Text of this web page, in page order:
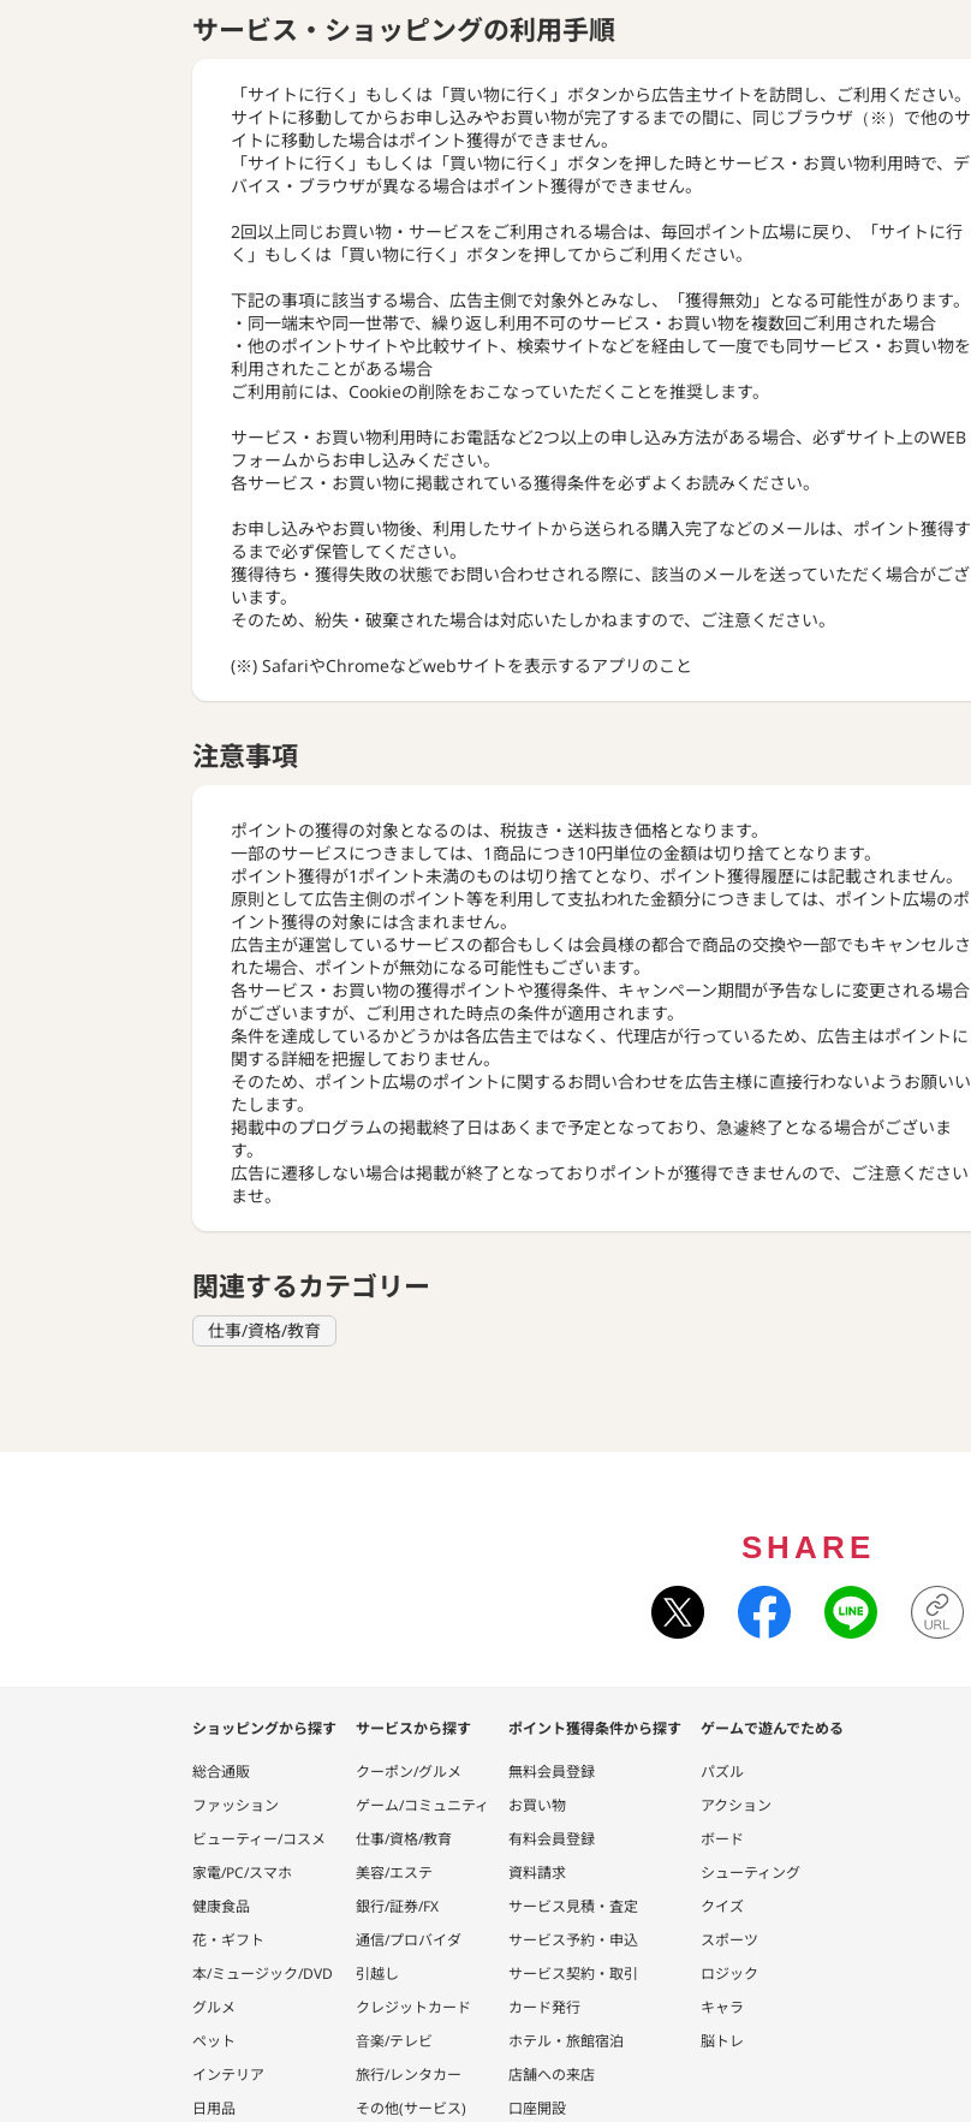
サービス・ショッピングの利用手順
「サイトに行く」もしくは「買い物に行く」ボタンから広告主サイトを訪問し、ご利用ください。
サイトに移動してからお申し込みやお買い物が完了するまでの間に、同じブラウザ（※）で他のサ
イトに移動した場合はポイント獲得ができません。
「サイトに行く」もしくは「買い物に行く」ボタンを押した時とサービス・お買い物利用時で、デ
バイス・ブラウザが異なる場合はポイント獲得ができません。
2回以上同じお買い物・サービスをご利用される場合は、毎回ポイント広場に戻り、「サイトに行
く」もしくは「買い物に行く」ボタンを押してからご利用ください。
下記の事項に該当する場合、広告主側で対象外とみなし、「獲得無効」となる可能性があります。
・同一端末や同一世帯で、繰り返し利用不可のサービス・お買い物を複数回ご利用された場合
・他のポイントサイトや比較サイト、検索サイトなどを経由して一度でも同サービス・お買い物を
利用されたことがある場合
ご利用前には、Cookieの削除をおこなっていただくことを推奨します。
サービス・お買い物利用時にお電話など2つ以上の申し込み方法がある場合、必ずサイト上のWEB
フォームからお申し込みください。
各サービス・お買い物に掲載されている獲得条件を必ずよくお読みください。
お申し込みやお買い物後、利用したサイトから送られる購入完了などのメールは、ポイント獲得す
るまで必ず保管してください。
獲得待ち・獲得失敗の状態でお問い合わせされる際に、該当のメールを送っていただく場合がござ
います。
そのため、紛失・破棄された場合は対応いたしかねますので、ご注意ください。
(※) SafariやChromeなどwebサイトを表示するアプリのこと
注意事項
ポイントの獲得の対象となるのは、税抜き・送料抜き価格となります。
一部のサービスにつきましては、1商品につき10円単位の金額は切り捨てとなります。
ポイント獲得が1ポイント未満のものは切り捨てとなり、ポイント獲得履歴には記載されません。
原則として広告主側のポイント等を利用して支払われた金額分につきましては、ポイント広場のポ
イント獲得の対象には含まれません。
広告主が運営しているサービスの都合もしくは会員様の都合で商品の交換や一部でもキャンセルさ
れた場合、ポイントが無効になる可能性もございます。
各サービス・お買い物の獲得ポイントや獲得条件、キャンペーン期間が予告なしに変更される場合
がございますが、ご利用された時点の条件が適用されます。
条件を達成しているかどうかは各広告主ではなく、代理店が行っているため、広告主はポイントに
関する詳細を把握しておりません。
そのため、ポイント広場のポイントに関するお問い合わせを広告主様に直接行わないようお願いい
たします。
掲載中のプログラムの掲載終了日はあくまで予定となっており、急遽終了となる場合がございま
す。
広告に遷移しない場合は掲載が終了となっておりポイントが獲得できませんので、ご注意ください
ませ。
関連するカテゴリー
仕事/資格/教育
SHARE
ショッピングから探す
総合通販
ファッション
ビューティー/コスメ
家電/PC/スマホ
健康食品
花・ギフト
本/ミュージック/DVD
グルメ
ペット
インテリア
日用品
サービスから探す
クーポン/グルメ
ゲーム/コミュニティ
仕事/資格/教育
美容/エステ
銀行/証券/FX
通信/プロバイダ
引越し
クレジットカード
音楽/テレビ
旅行/レンタカー
その他(サービス)
ポイント獲得条件から探す
無料会員登録
お買い物
有料会員登録
資料請求
サービス見積・査定
サービス予約・申込
サービス契約・取引
カード発行
ホテル・旅館宿泊
店舗への来店
口座開設
ゲームで遊んでためる
パズル
アクション
ボード
シューティング
クイズ
スポーツ
ロジック
キャラ
脳トレ